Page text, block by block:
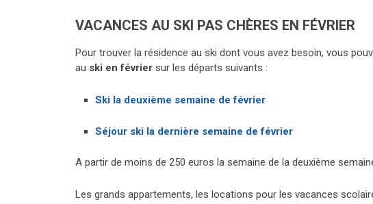
VACANCES AU SKI PAS CHÈRES EN FÉVRIER
Pour trouver la résidence au ski dont vous avez besoin, vous
au ski en février sur les départs suivants :
Ski la deuxième semaine de février
Séjour ski la dernière semaine de février
A partir de moins de 250 euros la semaine de la deuxième
Les grands appartements, les locations pour les vacances